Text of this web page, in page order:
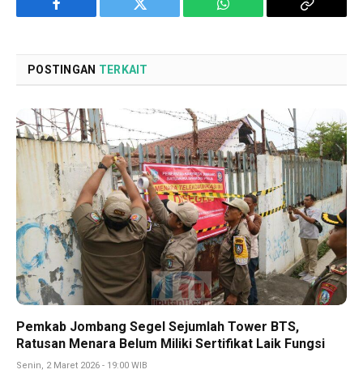
Facebook Twitter WhatsApp
Copy
POSTINGAN TERKAIT
Pemkab Jombang Segel Sejumlah Tower BTS,
Ratusan Menara Belum Miliki Sertifikat Laik Fungsi
Senin, 2 Maret 2026 - 19:00 WIB